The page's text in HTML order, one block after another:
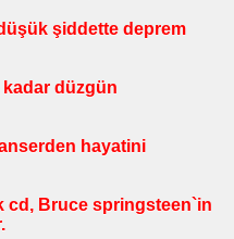
şiddette deprem
düzgün
hayatini
cd, Bruce springsteen`in